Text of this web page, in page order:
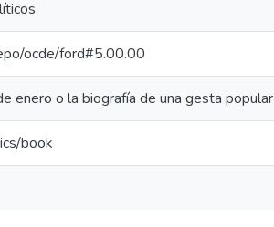
ocde/ford#5.00.00
enero o la biografía de una gesta popular
book